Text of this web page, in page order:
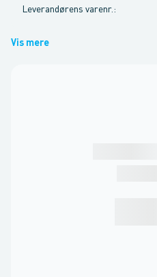
Leverandørens varenr. :
Vis mere